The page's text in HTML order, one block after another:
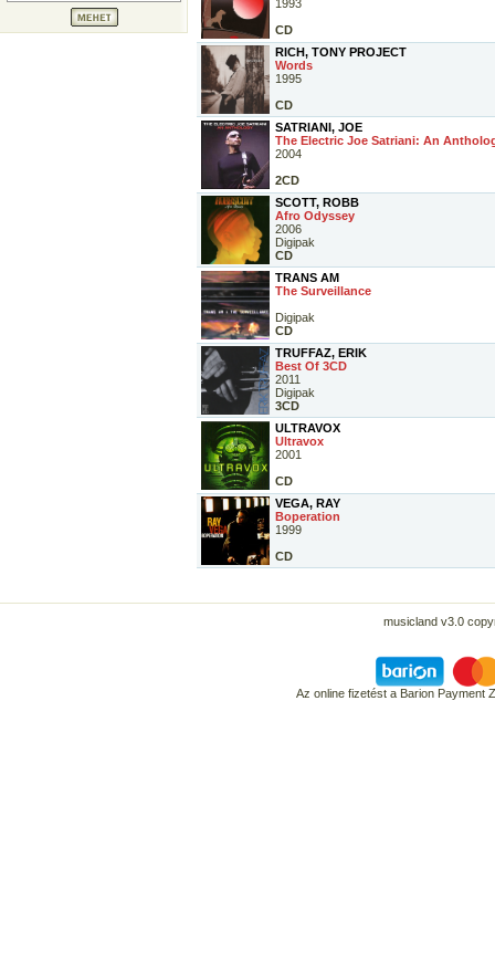
1993
CD
RICH, TONY PROJECT
Words
1995
CD
SATRIANI, JOE
The Electric Joe Satriani: An
2004
2CD
SCOTT, ROBB
Afro Odyssey
2006
Digipak
CD
TRANS AM
The Surveillance
Digipak
CD
TRUFFAZ, ERIK
Best Of 3CD
2011
Digipak
3CD
ULTRAVOX
Ultravox
2001
CD
VEGA, RAY
Boperation
1999
CD
musicland v3.0
Az online fizetést a Barion Payment